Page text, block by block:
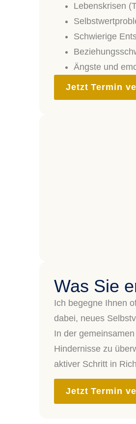
Lebenskrisen
Schwierige
Ängste und
Jetzt Termin
Was Sie
Ich begegne Ihnen
dabei, neues
In der
Hindernisse zu
aktiver Schritt in
Jetzt Termin